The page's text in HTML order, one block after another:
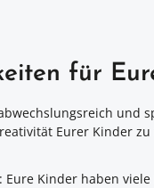
für
und
Eurer Kinder
Kinder haben